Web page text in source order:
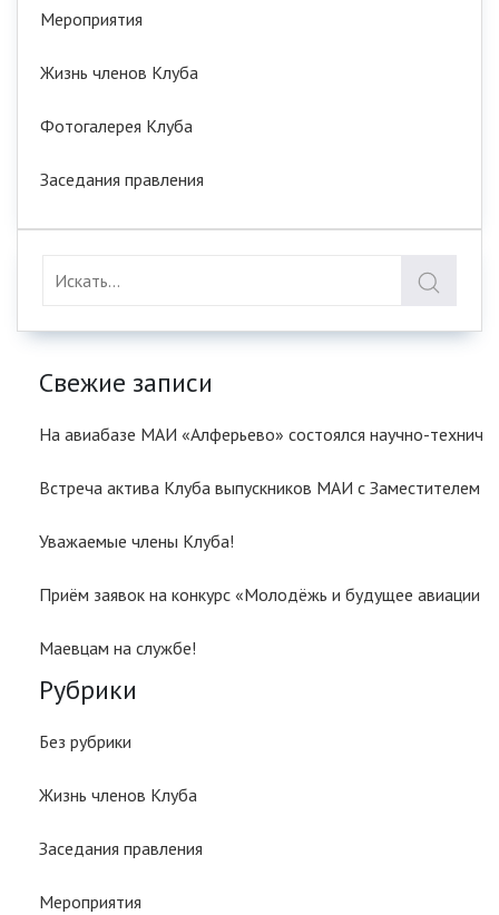
Мероприятия
Жизнь членов Клуба
Фотогалерея Клуба
Заседания правления
Свежие записи
На авиабазе МАИ «Алферьево» состоялся научно-
Встреча актива Клуба выпускников МАИ с
Уважаемые члены Клуба!
Приём заявок на конкурс «Молодёжь и будущее авиации и
Маевцам на службе!
Рубрики
Без рубрики
Жизнь членов Клуба
Заседания правления
Мероприятия